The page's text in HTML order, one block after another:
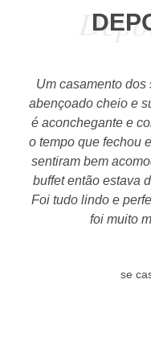
Um casamento dos
abençoado cheio e
é aconchegante e
o tempo que fechou
sentiram bem
buffet então estava
Foi tudo lindo e
foi muito
se